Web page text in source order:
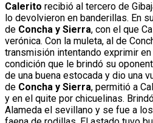
Calerito recibió al tercero de
lo devolvieron en banderillas. En
de Concha y Sierra, con el que
verónica. Con la muleta, al de
transmisión intentando exprimir
condición que le brindó su
de una buena estocada y dio una
de Concha y Sierra, permitió a
y en el quite por chicuelinas.
Alameda el sevillano y se fue a